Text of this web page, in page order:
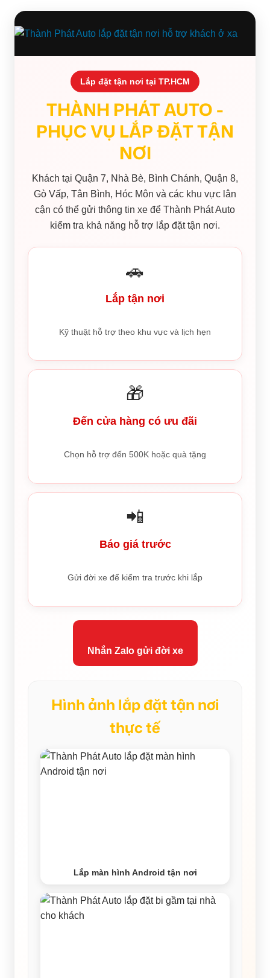
Lắp đặt tận nơi tại TP.HCM
THÀNH PHÁT AUTO -
PHỤC VỤ LẮP ĐẶT TẬN
NƠI
Khách tại Quận 7, Nhà Bè, Bình Chánh, Quận 8,
Gò Vấp, Tân Bình, Hóc Môn và các khu vực lân
cận có thể gửi thông tin xe để Thành Phát Auto
kiểm tra khả năng hỗ trợ lắp đặt tận nơi.
🚗
Lắp tận nơi
Kỹ thuật hỗ trợ theo khu vực và lịch hẹn
🎁
Đến cửa hàng có ưu đãi
Chọn hỗ trợ đến 500K hoặc quà tặng
📲
Báo giá trước
Gửi đời xe để kiểm tra trước khi lắp
Nhắn Zalo gửi đời xe
Hình ảnh lắp đặt tận nơi
thực tế
Lắp màn hình Android tận nơi